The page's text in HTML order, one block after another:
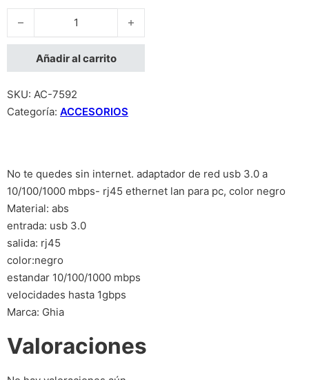
ADAPTADOR GHIA TARJETA DE RED EXTERNA GIGABIT
Añadir al carrito
SKU: AC-7592
Categoría: ACCESORIOS
No te quedes sin internet. adaptador de red usb 3.0 a
10/100/1000 mbps- rj45 ethernet lan para pc, color negro
Material: abs
entrada: usb 3.0
salida: rj45
color:negro
estandar 10/100/1000 mbps
velocidades hasta 1gbps
Marca: Ghia
Valoraciones